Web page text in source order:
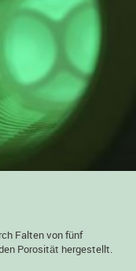
Falten von fünf
Porosität hergestellt.